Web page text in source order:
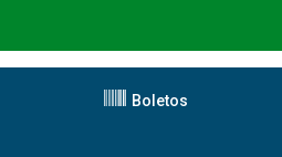
Boletos